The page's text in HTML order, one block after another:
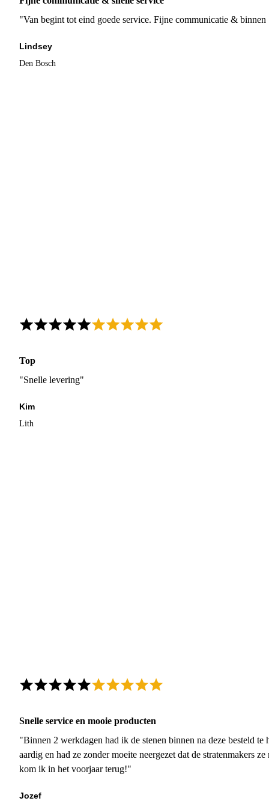
"Van begint tot eind goede service. Fijne communicatie &
Lindsey
Den Bosch
Top
"Snelle levering"
Kim
Lith
Snelle service en mooie producten
"Binnen 2 werkdagen had ik de stenen binnen na deze besteld
aardig en had ze zonder moeite neergezet dat de stratenmakers
kom ik in het voorjaar terug!"
Jozef